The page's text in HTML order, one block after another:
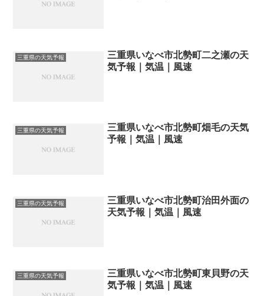
三重県の天気予報
三重県いなべ市北勢町二之瀬の天
気予報｜気温｜風速
三重県の天気予報
三重県いなべ市北勢町畑毛の天気
予報｜気温｜風速
三重県の天気予報
三重県いなべ市北勢町治田外面の
天気予報｜気温｜風速
三重県の天気予報
三重県いなべ市北勢町東貝野の天
気予報｜気温｜風速